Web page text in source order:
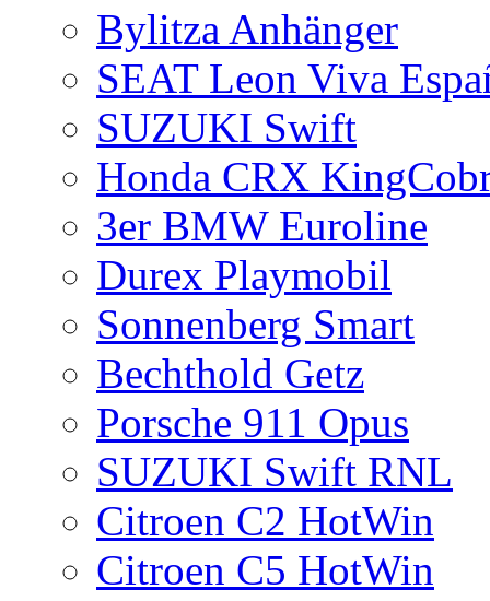
Bylitza Anhänger
SEAT Leon Viva
SUZUKI Swift
Honda CRX
3er BMW Euroline
Durex Playmobil
Sonnenberg Smart
Bechthold Getz
Porsche 911 Opus
SUZUKI Swift RNL
Citroen C2 HotWin
Citroen C5 HotWin